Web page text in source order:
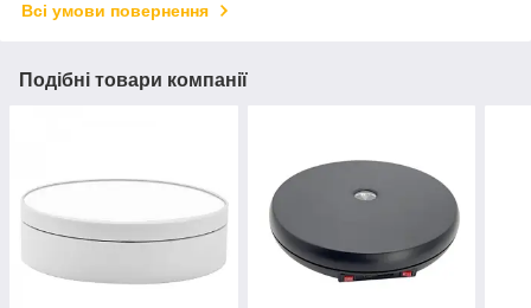
Всі умови повернення
Подібні товари компанії